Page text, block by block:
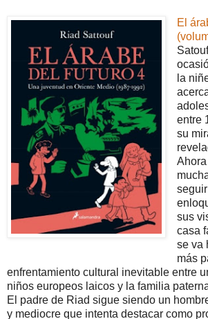
El
la
entre
su
sus
casa
se va
más
enfrentamiento cultural inevitable entre
niños europeos laicos y la familia
El padre de Riad sigue siendo un
y mediocre que intenta destacar como